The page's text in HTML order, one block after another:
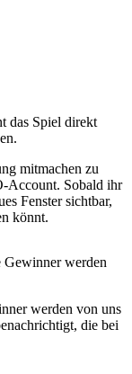
das Spiel direkt
mitmachen zu
Account. Sobald ihr
Fenster sichtbar,
könnt.
werden
werden von uns
die bei